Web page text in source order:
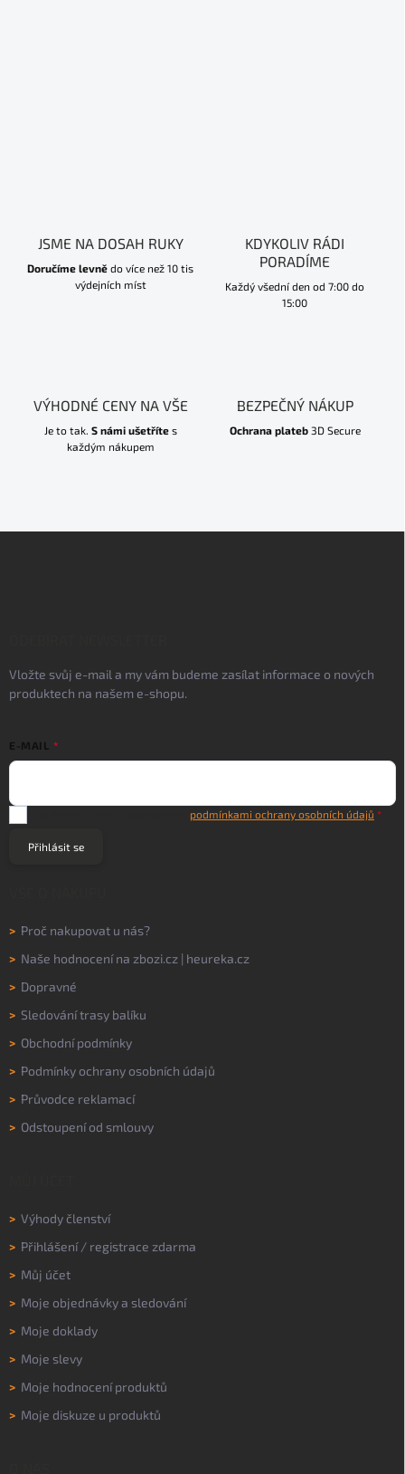
JSME NA DOSAH RUKY
Doručíme levně do více než 10 tis
výdejních míst
KDYKOLIV RÁDI
PORADÍME
Každý všední den od 7:00 do
15:00
VÝHODNÉ CENY NA VŠE
Je to tak. S námi ušetřítes
každým nákupem
BEZPEČNÝ NÁKUP
Ochrana plateb3D Secure
Vložte svůj e-mail a my vám budeme zasílat informace o nových
produktech na našem e-shopu.
E-MAIL
podmínkami ochrany osobních údajů
Přihlásit se
> Proč nakupovat u nás?
> Naše hodnocení na zbozi.cz | heureka.cz
> Dopravné
> Sledování trasy balíku
> Obchodní podmínky
> Podmínky ochrany osobních údajů
> Průvodce reklamací
> Odstoupení od smlouvy
> Výhody členství
> Přihlášení/ registrace zdarma
> Můj účet
> Moje objednávky a sledování
> Moje doklady
> Moje slevy
> Moje hodnocení produktů
> Moje diskuze u produktů